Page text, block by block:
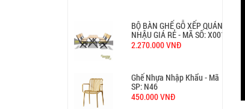
BỘ BÀN GHẾ GỖ XẾP QUÁN
NHẬU GIÁ RẺ - MÃ SỐ: X001
2.270.000 VNĐ
Ghế Nhựa Nhập Khẩu - Mã
SP: N46
450.000 VNĐ